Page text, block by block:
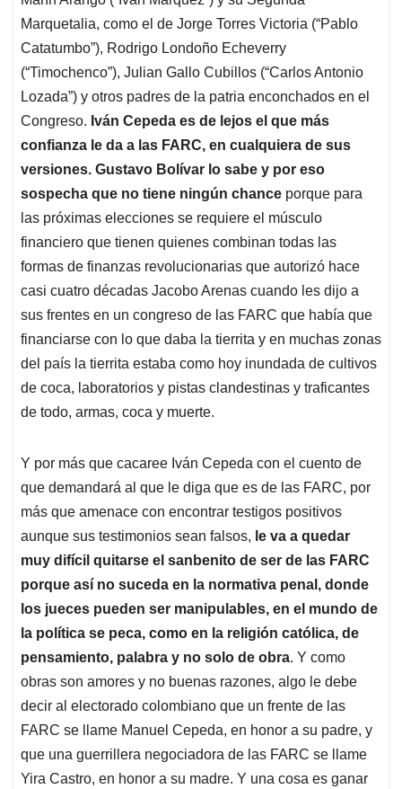
Marquetalia, como el de Jorge Torres Victoria (“Pablo
Catatumbo”), Rodrigo Londoño Echeverry
(“Timochenco”), Julian Gallo Cubillos (“Carlos Antonio
Lozada”) y otros padres de la patria enconchados en el
Congreso. Iván Cepeda es de lejos el que más
confianza le da a las FARC, en cualquiera de sus
versiones. Gustavo Bolívar lo sabe y por eso
sospecha que no tiene ningún chance porque para
las próximas elecciones se requiere el músculo
financiero que tienen quienes combinan todas las
formas de finanzas revolucionarias que autorizó hace
casi cuatro décadas Jacobo Arenas cuando les dijo a
sus frentes en un congreso de las FARC que había que
financiarse con lo que daba la tierrita y en muchas zonas
del país la tierrita estaba como hoy inundada de cultivos
de coca, laboratorios y pistas clandestinas y traficantes
de todo, armas, coca y muerte.
Y por más que cacaree Iván Cepeda con el cuento de
que demandará al que le diga que es de las FARC, por
más que amenace con encontrar testigos positivos
aunque sus testimonios sean falsos, le va a quedar
muy difícil quitarse el sanbenito de ser de las FARC
porque así no suceda en la normativa penal, donde
los jueces pueden ser manipulables, en el mundo de
la política se peca, como en la religión católica, de
pensamiento, palabra y no solo de obra. Y como
obras son amores y no buenas razones, algo le debe
decir al electorado colombiano que un frente de las
FARC se llame Manuel Cepeda, en honor a su padre, y
que una guerrillera negociadora de las FARC se llame
Yira Castro, en honor a su madre. Y una cosa es ganar